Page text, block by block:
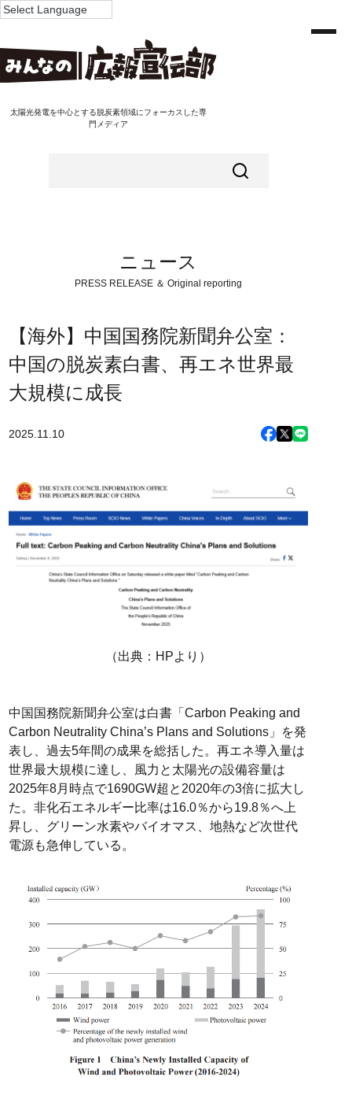
太陽光発電を中心とする脱炭素領域にフォーカスした専
門メディア
ニュース
PRESS RELEASE ＆ Original reporting
【海外】中国国務院新聞弁公室：
中国の脱炭素白書、再エネ世界最
大規模に成長
2025.11.10
（出典：HPより）
中国国務院新聞弁公室は白書「Carbon Peaking and
Carbon Neutrality China’s Plans and Solutions」を発
表し、過去5年間の成果を総括した。再エネ導入量は
世界最大規模に達し、風力と太陽光の設備容量は
2025年8月時点で1690GW超と2020年の3倍に拡大し
た。非化石エネルギー比率は16.0％から19.8％へ上
昇し、グリーン水素やバイオマス、地熱など次世代
電源も急伸している。